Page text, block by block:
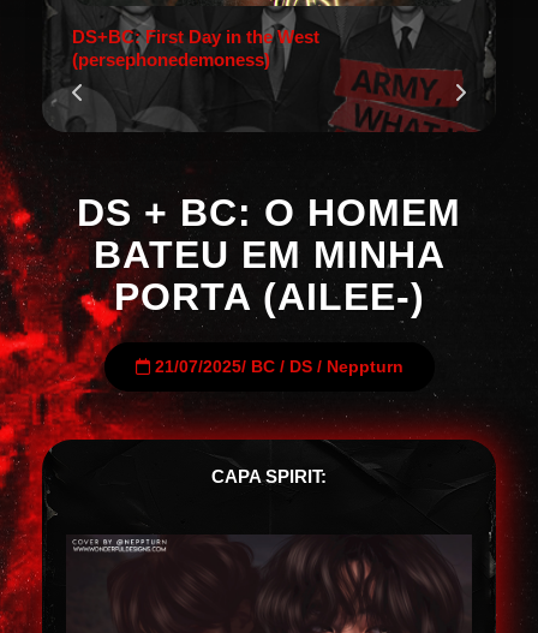
DS+BC: First Day in the West
(persephonedemoness)
DS + BC: O HOMEM
BATEU EM MINHA
PORTA (AILEE-)
21/07/2025/ BC/ DS/ Neppturn
CAPA SPIRIT: